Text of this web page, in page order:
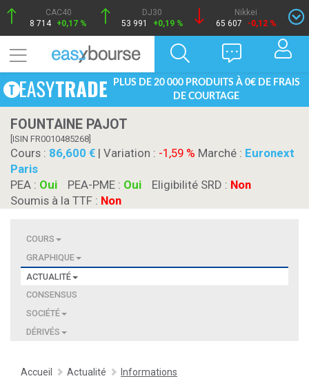
CAC40
8 714 +0,17 %
DJ30
53 991
+0,19 %
Nikkei
65 607
-0,12 %
PLUS DE 20 000 PRODUITS À 0€ DE FRAIS
DE COURTAGE
FOUNTAINE PAJOT
[ISIN FR0010485268]
Cours : 86,600 | Variation : -1,59 % Marché : Euronext
Paris
PEA : Oui PEA-PME : Oui Eligibilité SRD : Non
Soumis à la TTF : Non
COURS
GRAPHIQUE
ACTUALITÉ
CONSENSUS
SOCIÉTÉ
DÉRIVÉS
Accueil Actualité Informations